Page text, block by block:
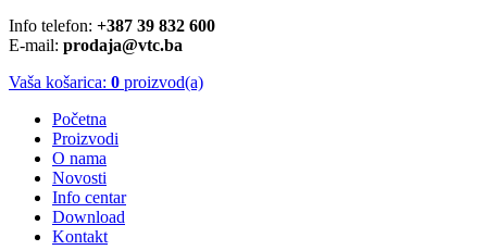
Info telefon: +387 39 832 600
E-mail: prodaja@vtc.ba
Vaša košarica: 0 proizvod(a)
Početna
Proizvodi
O nama
Novosti
Info centar
Download
Kontakt